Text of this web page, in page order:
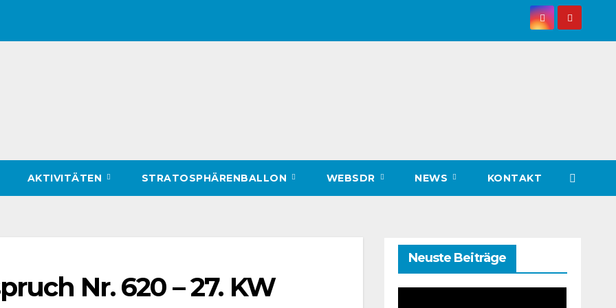
AKTIVITÄTEN STRATOSPHÄRENBALLON WEBSDR NEWS KONTAKT
Nr. 620 – 27. KW
Neuste Beiträge